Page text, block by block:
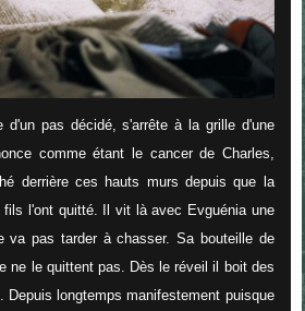
d'un pas décidé, s'arrête à la grille d'une
comme étant le cancer de Charles,
derrière ces hauts murs depuis que la
l'ont quitté. Il vit là avec Evguénia une
va pas tarder à chasser. Sa bouteille de
ne le quittent pas. Dès le réveil il boit des
Depuis longtemps manifestement puisque